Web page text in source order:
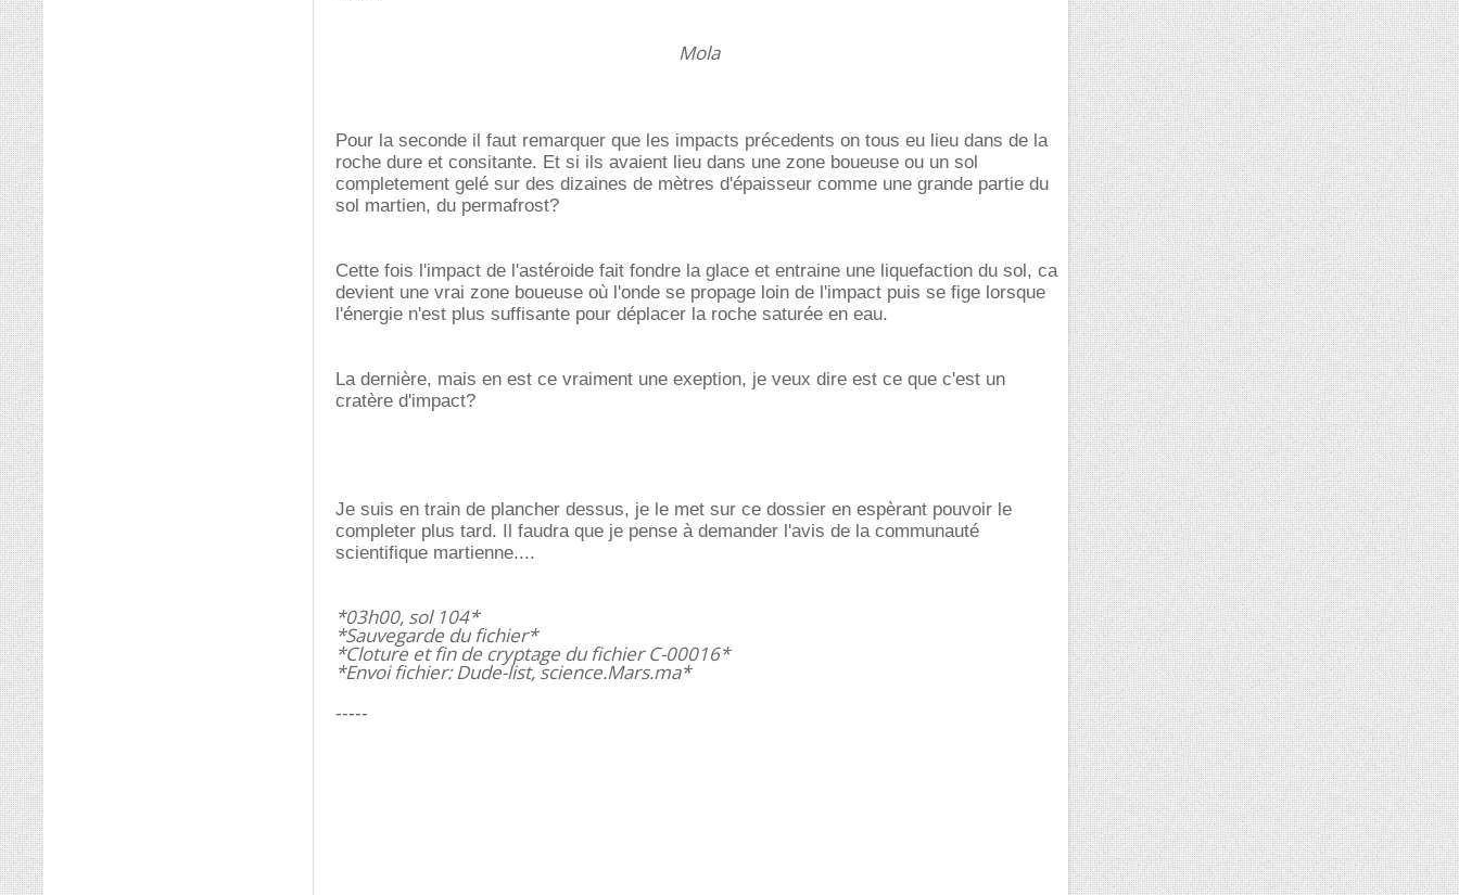
Mola
Pour la seconde il faut remarquer que les impacts précedents on tous eu lieu dans de la
roche dure et consitante. Et si ils avaient lieu dans une zone boueuse ou un sol
completement gelé sur des dizaines de mètres d'épaisseur comme une grande partie du
sol martien, du permafrost?
Cette fois l'impact de l'astéroide fait fondre la glace et entraine une liquefaction du sol, ca
devient une vrai zone boueuse où l'onde se propage loin de l'impact puis se fige lorsque
l'énergie n'est plus suffisante pour déplacer la roche saturée en eau.
La dernière, mais en est ce vraiment une exeption, je veux dire est ce que c'est un
cratère d'impact?
Je suis en train de plancher dessus, je le met sur ce dossier en espèrant pouvoir le
completer plus tard. Il faudra que je pense à demander l'avis de la communauté
scientifique martienne....
*03h00, sol 104*
*Sauvegarde du fichier*
*Cloture et fin de cryptage du fichier C-00016*
*Envoi fichier: Dude-list, science.Mars.ma*
-----